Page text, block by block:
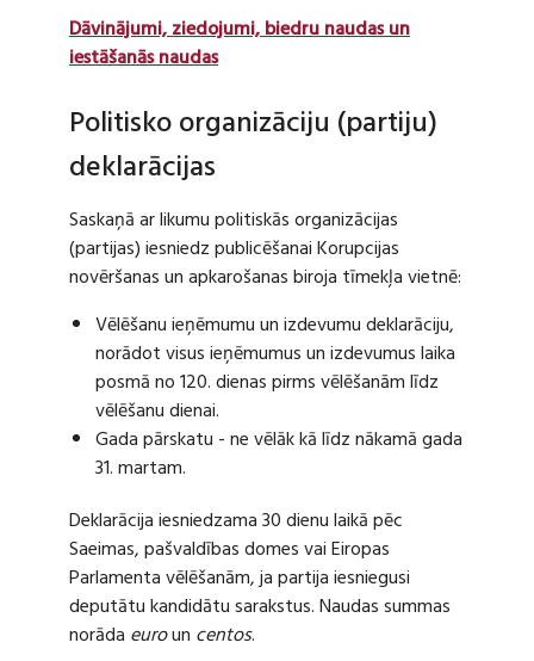
Dāvinājumi, ziedojumi, biedru naudas un
iestāšanās naudas
Politisko organizāciju (partiju)
deklarācijas
Saskaņā ar likumu politiskās organizācijas
(partijas) iesniedz publicēšanai Korupcijas
novēršanas un apkarošanas biroja tīmekļa vietnē:
Vēlēšanu ieņēmumu un izdevumu deklarāciju,
norādot visus ieņēmumus un izdevumus laika
posmā no 120. dienas pirms vēlēšanām līdz
vēlēšanu dienai.
Gada pārskatu - ne vēlāk kā līdz nākamā gada
31. martam.
Deklarācija iesniedzama 30 dienu laikā pēc
Saeimas, pašvaldības domes vai Eiropas
Parlamenta vēlēšanām, ja partija iesniegusi
deputātu kandidātu sarakstus. Naudas summas
norāda euroun centos.